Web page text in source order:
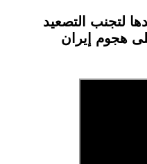
لتجنب التصعيد
هجوم إيران